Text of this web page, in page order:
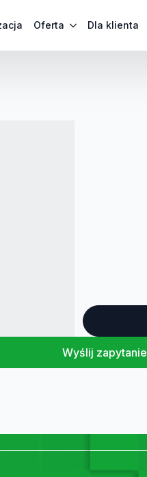
Oferta Dla klienta
Wyślij zapytanie